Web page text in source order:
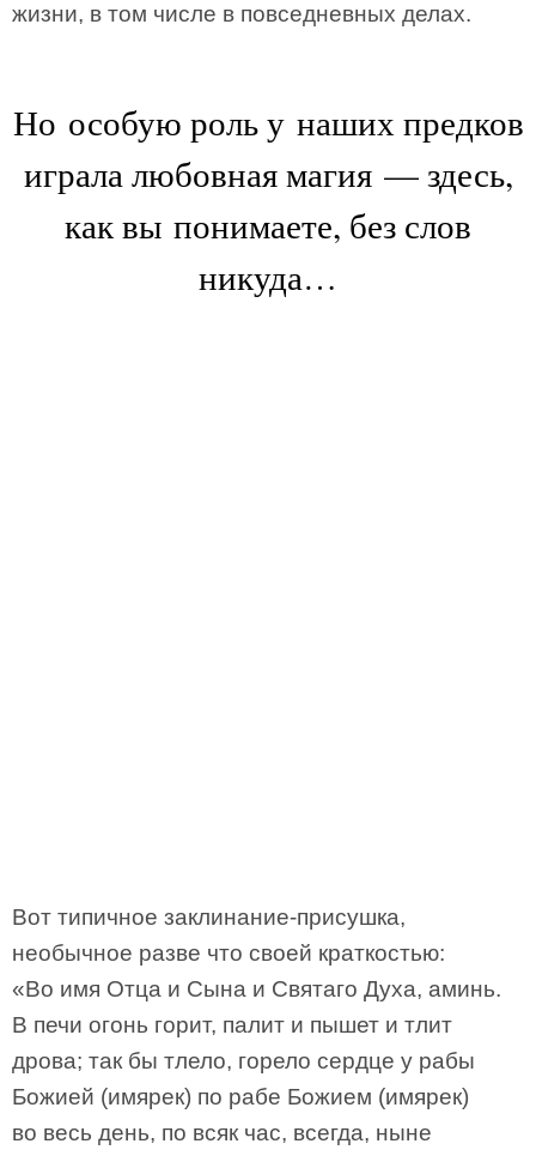
жизни, в том числе в повседневных делах.
Но особую роль у наших предков
играла любовная магия — здесь,
как вы понимаете, без слов
никуда…
Вот типичное заклинание-присушка,
необычное разве что своей краткостью:
«Во имя Отца и Сына и Святаго Духа, аминь.
В печи огонь горит, палит и пышет и тлит
дрова; так бы тлело, горело сердце у рабы
Божией (имярек) по рабе Божием (имярек)
во весь день, по всяк час, всегда, ныне